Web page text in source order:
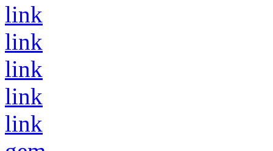
link
link
link
link
link